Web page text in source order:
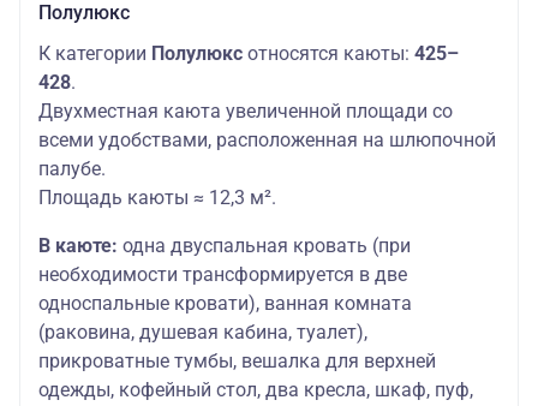
Полулюкс
К категории Полулюкс относятся каюты: 425–
428.
Двухместная каюта увеличенной площади со
всеми удобствами, расположенная на шлюпочной
палубе.
Площадь каюты ≈ 12,3 м².
В каюте: одна двуспальная кровать (при
необходимости трансформируется в две
односпальные кровати), ванная комната
(раковина, душевая кабина, туалет),
прикроватные тумбы, вешалка для верхней
одежды, кофейный стол, два кресла, шкаф, пуф,